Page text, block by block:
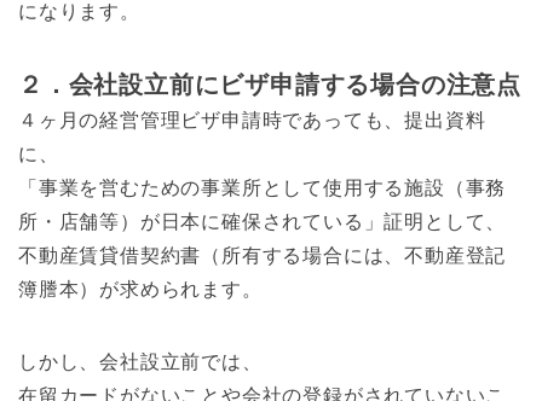
になります。
２．会社設立前にビザ申請する場合の注意点
４ヶ月の経営管理ビザ申請時であっても、提出資料
に、
「事業を営むための事業所として使用する施設（事務
所・店舗等）が日本に確保されている」証明として、
不動産賃貸借契約書（所有する場合には、不動産登記
簿謄本）が求められます。
しかし、会社設立前では、
在留カードがないことや会社の登録がされていないこ